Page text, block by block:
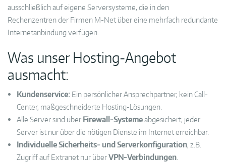
ausschließlich auf eigene Serversysteme, die in den
Rechenzentren der Firmen M-Net über eine mehrfach redundante
Internetanbindung verfügen.
Was unser Hosting-Angebot
ausmacht:
Kundenservice: Ein persönlicher Ansprechpartner, kein Call-
Center, maßgeschneiderte Hosting-Lösungen.
Alle Server sind über Firewall-Systemeabgesichert, jeder
Server ist nur über die nötigen Dienste im Internet erreichbar.
Individuelle Sicherheits- und Serverkonfiguration, z.B.
Zugriff auf Extranet nur überVPN-Verbindungen.